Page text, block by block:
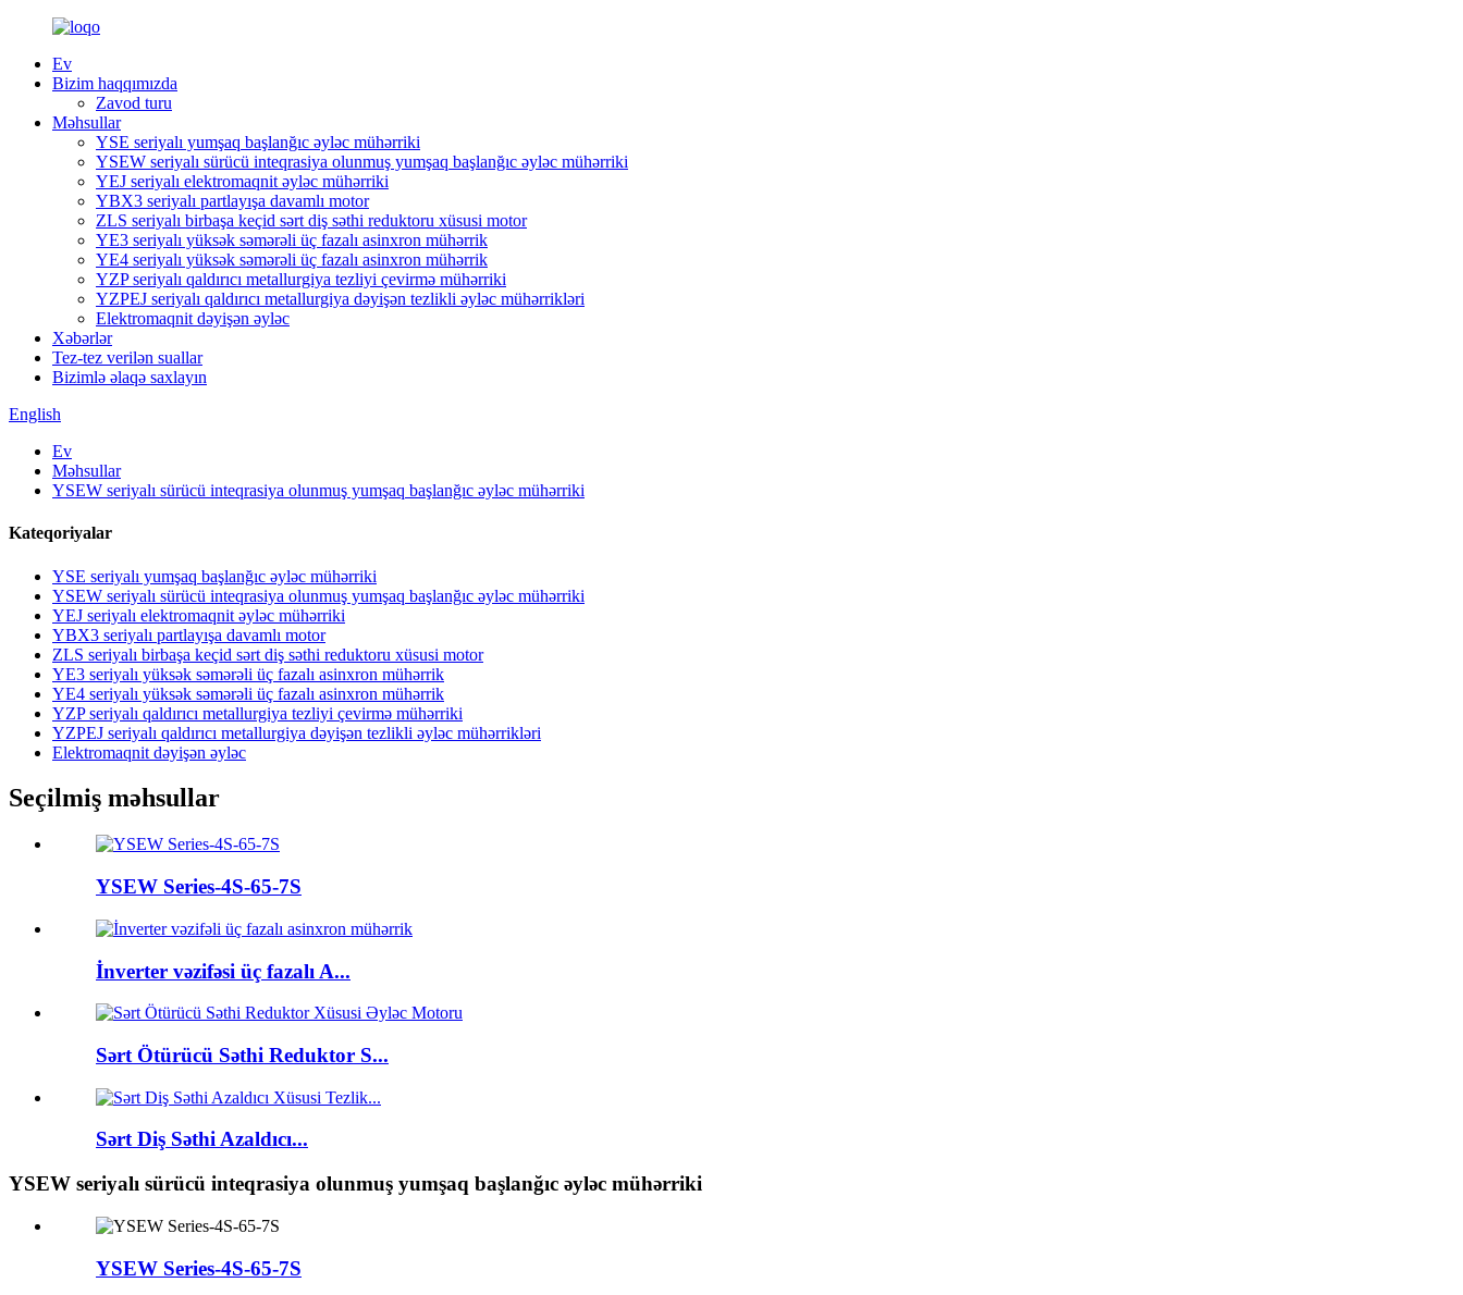
Ev
Bizim haqqımızda
Zavod turu
Məhsullar
YSE seriyalı yumşaq başlanğıc əyləc mühərriki
YSEW seriyalı sürücü inteqrasiya olunmuş yumşaq başlanğıc əyləc mühərriki
YEJ seriyalı elektromaqnit əyləc mühərriki
YBX3 seriyalı partlayışa davamlı motor
ZLS seriyalı birbaşa keçid sərt diş səthi reduktoru xüsusi motor
YE3 seriyalı yüksək səmərəli üç fazalı asinxron mühərrik
YE4 seriyalı yüksək səmərəli üç fazalı asinxron mühərrik
YZP seriyalı qaldırıcı metallurgiya tezliyi çevirmə mühərriki
YZPEJ seriyalı qaldırıcı metallurgiya dəyişən tezlikli əyləc mühərrikləri
Elektromaqnit dəyişən əyləc
Xəbərlər
Tez-tez verilən suallar
Bizimlə əlaqə saxlayın
English
Ev
Məhsullar
YSEW seriyalı sürücü inteqrasiya olunmuş yumşaq başlanğıc əyləc mühərriki
Kateqoriyalar
YSE seriyalı yumşaq başlanğıc əyləc mühərriki
YSEW seriyalı sürücü inteqrasiya olunmuş yumşaq başlanğıc əyləc mühərriki
YEJ seriyalı elektromaqnit əyləc mühərriki
YBX3 seriyalı partlayışa davamlı motor
ZLS seriyalı birbaşa keçid sərt diş səthi reduktoru xüsusi motor
YE3 seriyalı yüksək səmərəli üç fazalı asinxron mühərrik
YE4 seriyalı yüksək səmərəli üç fazalı asinxron mühərrik
YZP seriyalı qaldırıcı metallurgiya tezliyi çevirmə mühərriki
YZPEJ seriyalı qaldırıcı metallurgiya dəyişən tezlikli əyləc mühərrikləri
Elektromaqnit dəyişən əyləc
Seçilmiş məhsullar
YSEW Series-4S-65-7S
İnverter vəzifəsi üç fazalı A...
Sərt Ötürücü Səthi Reduktor S...
Sərt Diş Səthi Azaldıcı...
YSEW seriyalı sürücü inteqrasiya olunmuş yumşaq başlanğıc əyləc mühərriki
YSEW Series-4S-65-7S